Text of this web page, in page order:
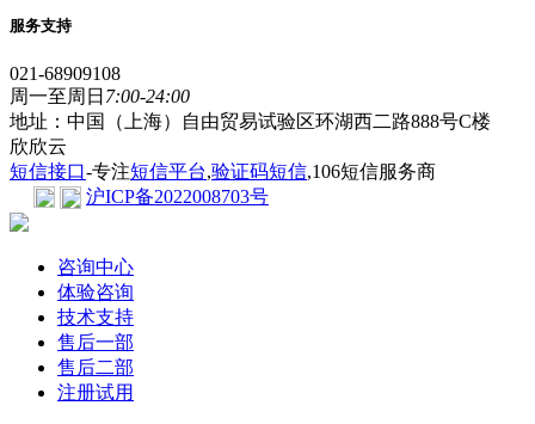
服务支持
021-68909108
周一至周日 7:00-24:00
地址：中国（上海）自由贸易试验区环湖西二路888号C楼
欣欣云
短信接口-专注短信平台,验证码短信,106短信服务商
沪ICP备2022008703号
咨询中心
体验咨询
技术支持
售后一部
售后二部
注册试用